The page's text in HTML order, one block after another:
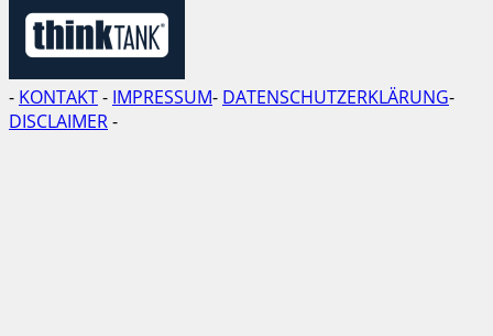
- KONTAKT- IMPRESSUM- DATENSCHUTZERKLÄRUNG-
DISCLAIMER-